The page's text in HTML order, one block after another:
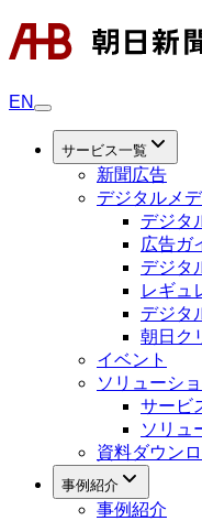
EN
サービス一覧
新聞広告
デジタルメ
デジタ
広告ガ
デジタ
レギュ
デジタ
朝日ク
イベント
ソリューシ
サービ
ソリュ
資料ダウン
事例紹介
事例紹介